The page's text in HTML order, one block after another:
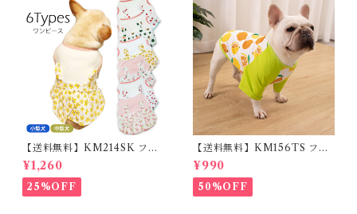
【送料無料】KM214SK フレ
ブル 女の子 スカート ワンピー
ス夏 フリル 犬服 ドックウェア
¥1,260
25%OFF
【送料無料】KM156TS フレ
ブル Tシャツ フレンチブルド
ック レモン柄 犬服 ドックウェ
ア
¥990
50%OFF